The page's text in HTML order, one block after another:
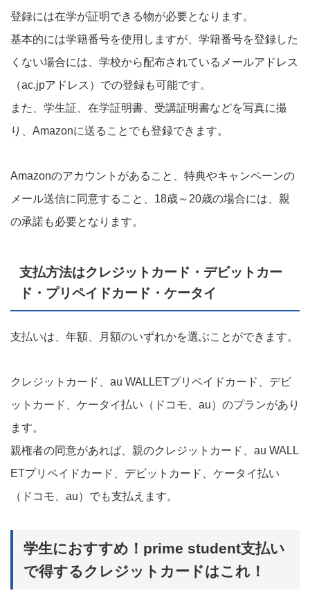
登録には在学が証明できる物が必要となります。
基本的には学籍番号を使用しますが、学籍番号を登録した
くない場合には、学校から配布されているメールアドレス
（ac.jpアドレス）での登録も可能です。
また、学生証、在学証明書、受講証明書などを写真に撮
り、Amazonに送ることでも登録できます。
Amazonのアカウントがあること、特典やキャンペーンの
メール送信に同意すること、18歳～20歳の場合には、親
の承諾も必要となります。
支払方法はクレジットカード・デビットカー
ド・プリペイドカード・ケータイ
支払いは、年額、月額のいずれかを選ぶことができます。
クレジットカード、au WALLETプリペイドカード、デビ
ットカード、ケータイ払い（ドコモ、au）のプランがあり
ます。
親権者の同意があれば、親のクレジットカード、au WALL
ETプリペイドカード、デビットカード、ケータイ払い
（ドコモ、au）でも支払えます。
学生におすすめ！prime student支払い
で得するクレジットカードはこれ！